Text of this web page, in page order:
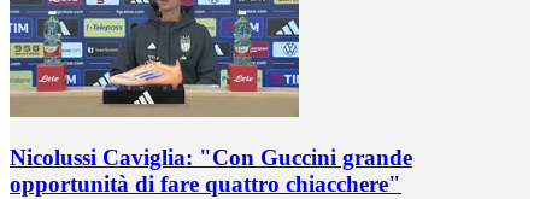
Nicolussi Caviglia: "Con Guccini grande
opportunità di fare quattro chiacchere"